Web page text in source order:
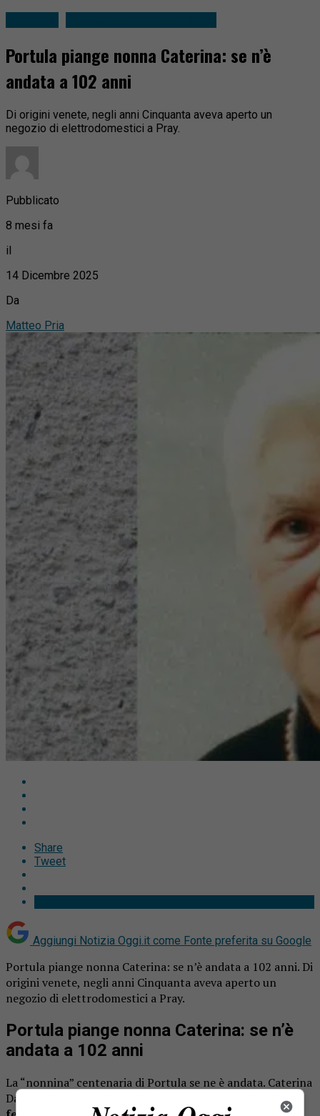
Portula piange nonna Caterina: se n’è
andata a 102 anni
Di origini venete, negli anni Cinquanta aveva aperto un
negozio di elettrodomestici a Pray.
Pubblicato
8 mesi fa
il
14 Dicembre 2025
Da
Matteo Pria
Share
Tweet
Aggiungi Notizia Oggi.it come Fonte preferita su Google
Portula piange nonna Caterina: se n’è andata a 102 anni. Di
origini venete, negli anni Cinquanta aveva aperto un
negozio di elettrodomestici a Pray.
Portula piange nonna Caterina: se n’è
andata a 102 anni
La “nonnina” centenaria di Portula se ne è andata. Caterina
Dal Ponte vedova Botto,
avrebbe compiuto 103 anni a